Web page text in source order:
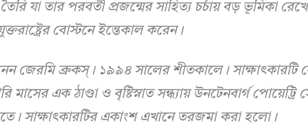
যা তার পরবর্তী প্রজন্মের সাহিত্য চর্চায় বড় ভূমিকা
বোস্টনে ইন্তেকাল করেন।
জেরমি ব্রুকস্। ১৯৯৪ সালের শীতকালে। সাক্ষাৎকারটি
মাসের এক ঠাণ্ডা ও বৃষ্টিস্নাত সন্ধ্যায় উনটেনবার্গ পোয়েট্রি
সাক্ষাৎকারটির একাংশ এখানে তরজমা করা হলো।